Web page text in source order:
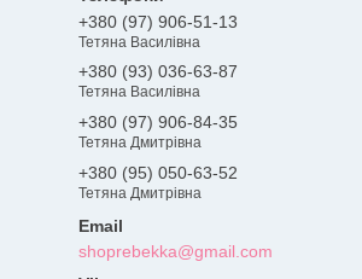
+380 (97) 906-51-13
Тетяна Василівна
+380 (93) 036-63-87
Тетяна Василівна
+380 (97) 906-84-35
Тетяна Дмитрівна
+380 (95) 050-63-52
Тетяна Дмитрівна
shoprebekka@gmail.com